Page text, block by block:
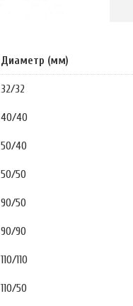
Диаметр (мм)
32/32
40/40
50/40
50/50
90/50
90/90
110/110
110/50